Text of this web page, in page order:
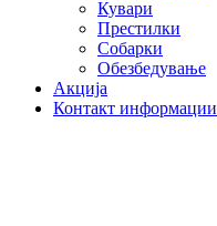
Кувари
Престилки
Собарки
Обезбедување
Акција
Контакт информации